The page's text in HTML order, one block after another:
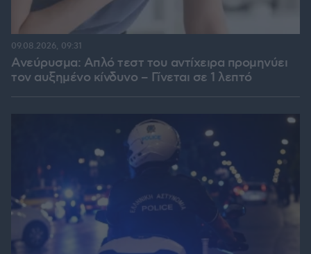
Ανεύρυσμα: Απλό τεστ του αντίχειρα προμηνύει
τον αυξημένο κίνδυνο – Γίνεται σε 1 λεπτό
09.08.2026, 09:31